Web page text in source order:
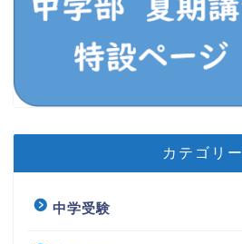
カテゴリー
中学受験